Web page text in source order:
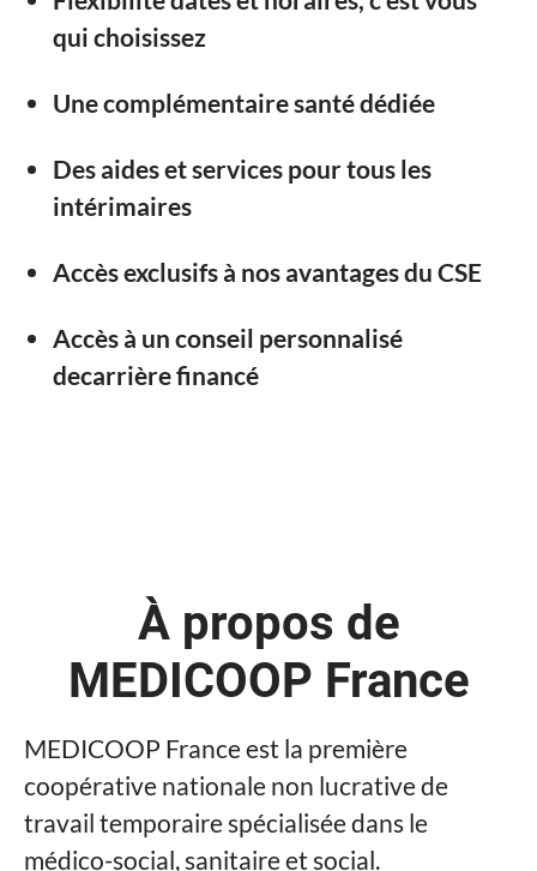
qui choisissez
Une complémentaire santé dédiée
Des aides et services pour tous les
intérimaires
Accès exclusifs à nos avantages du CSE
Accès à un conseil personnalisé
decarrière financé
À propos de
MEDICOOP France
MEDICOOP France est la première
coopérative nationale non lucrative de
travail temporaire spécialisée dans le
médico-social, sanitaire et social.